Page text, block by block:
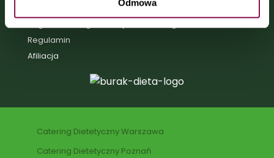
Odmowa
Regulamin
Afiliacja
Catering Dietetyczny Warszawa
Catering Dietetyczny Poznań